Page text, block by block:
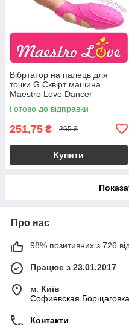
Вібртатор на палець для
точки G Сквірт машина
Maestro Love Dancer
Готово до відправки
251,75 ₴ 265 ₴
Купити
Про нас
98% позитивних з 726
Працює з 23.01.2017
м. Київ
Софиевская
Контакти